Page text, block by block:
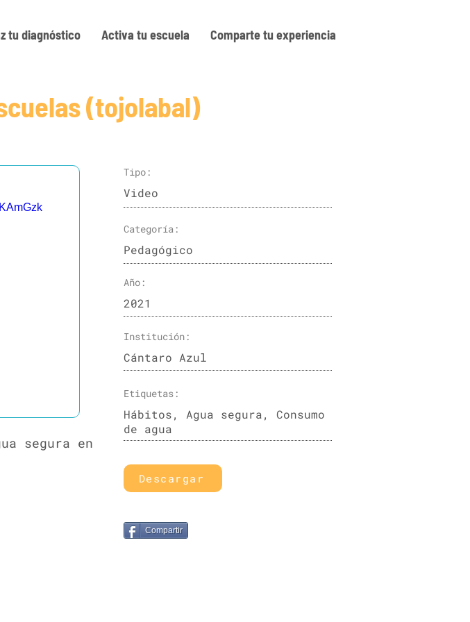
tu diagnóstico Activa tu escuela Comparte tu experiencia
(tojolabal)
segura en
Tipo:
Video
Categoría :
Pedagógico
Año:
2021
Institución:
Cántaro Azul
Etiquetas:
Hábitos, Agua segura, Consumo
de agua
Descargar
Compartir